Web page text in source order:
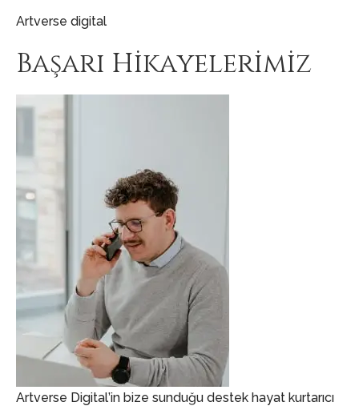
Artverse digital
Başarı Hikayelerimiz
Artverse Digital’in bize sunduğu destek hayat kurtarıcı